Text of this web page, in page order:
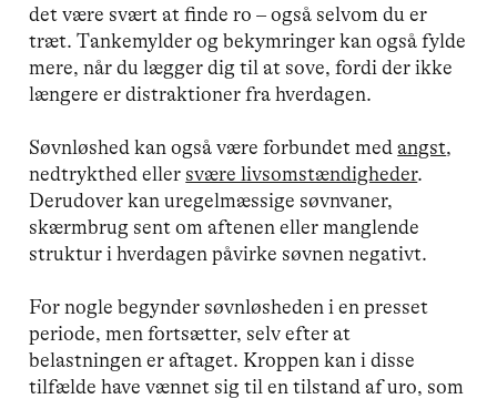
det være svært at finde ro – også selvom du er
træt. Tankemylder og bekymringer kan også fylde
mere, når du lægger dig til at sove, fordi der ikke
længere er distraktioner fra hverdagen.
Søvnløshed kan også være forbundet medangst,
nedtrykthed eller svære livsomstændigheder.
Derudover kan uregelmæssige søvnvaner,
skærmbrug sent om aftenen eller manglende
struktur i hverdagen påvirke søvnen negativt.
For nogle begynder søvnløsheden i en presset
periode, men fortsætter, selv efter at
belastningen er aftaget. Kroppen kan i disse
tilfælde have vænnet sig til en tilstand af uro, som